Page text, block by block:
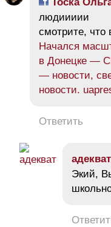
людиииии
смотрите, что
Начался
в Донецке —
— новости,
новости.
Ответить
адекват
Экий,